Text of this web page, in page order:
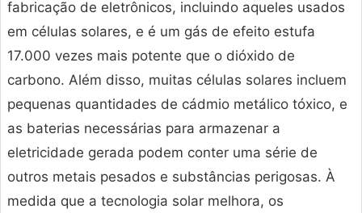
fabricação de eletrônicos, incluindo aqueles usados
em células solares, e é um gás de efeito estufa
17.000 vezes mais potente que o dióxido de
carbono. Além disso, muitas células solares incluem
pequenas quantidades de cádmio metálico tóxico, e
as baterias necessárias para armazenar a
eletricidade gerada podem conter uma série de
outros metais pesados e substâncias perigosas. À
medida que a tecnologia solar melhora, os